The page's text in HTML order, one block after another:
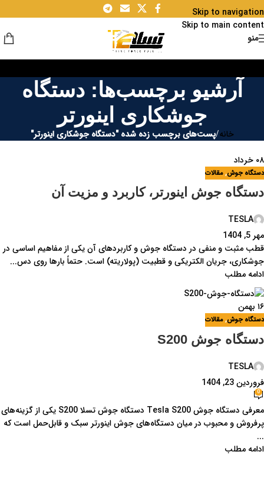
Skip to navigation
Skip to main content
منو
آرشیو برچسب‌ها: دستگاه
جوشکاری اینورتر
خانه/پست‌های برچسب زده شده "دستگاه جوشکاری اینورتر"
۰۸ خرداد
دستگاه جوش,مقالات
دستگاه جوش اینورتر، کاربرد و مزیت آن
TESLA
مهر 5, 1404
قطب مثبت و منفی در دستگاه جوش و کاربردهای آن یکی از مفاهیم اساسی در
جوشکاری، جریان الکتریکی و قطبیت (پولاریته) است. حتماً بارها روی دس...
ادامه مطلب
۱۶ بهمن
دستگاه جوش,مقالات
دستگاه جوش S200
TESLA
فروردین 23, 1404
0
معرفی دستگاه جوش Tesla S200 دستگاه جوش تسلا S200 یکی از گزینه‌های
پرفروش و محبوب در میان دستگاه‌های جوش اینورتر سبک و قابل‌حمل است که
...
ادامه مطلب